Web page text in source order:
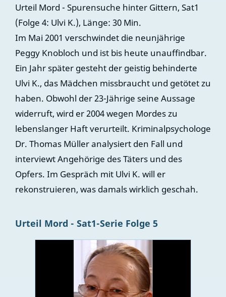
Urteil Mord - Spurensuche hinter Gittern, Sat1
(Folge 4: Ulvi K.), Länge: 30 Min.
Im Mai 2001 verschwindet die neunjährige
Peggy Knobloch und ist bis heute unauffindbar.
Ein Jahr später gesteht der geistig behinderte
Ulvi K., das Mädchen missbraucht und getötet zu
haben. Obwohl der 23-Jährige seine Aussage
widerruft, wird er 2004 wegen Mordes zu
lebenslanger Haft verurteilt. Kriminalpsychologe
Dr. Thomas Müller analysiert den Fall und
interviewt Angehörige des Täters und des
Opfers. Im Gespräch mit Ulvi K. will er
rekonstruieren, was damals wirklich geschah.
Urteil Mord - Sat1-Serie Folge 5